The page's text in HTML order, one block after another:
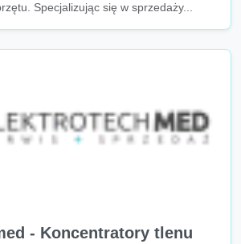
Specjalizując się w sprzedaży...
- Koncentratory tlenu